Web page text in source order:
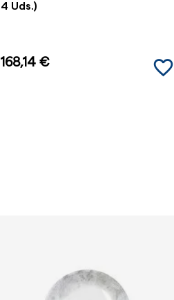
4 Uds.)
168,14 € favorite_border